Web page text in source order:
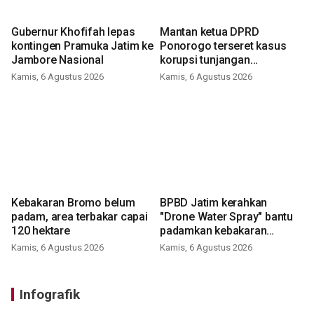
Gubernur Khofifah lepas
kontingen Pramuka Jatim ke
Jambore Nasional
Kamis, 6 Agustus 2026
Mantan ketua DPRD
Ponorogo terseret kasus
korupsi tunjangan
perumahan
Kamis, 6 Agustus 2026
Kebakaran Bromo belum
padam, area terbakar capai
120 hektare
Kamis, 6 Agustus 2026
BPBD Jatim kerahkan
"Drone Water Spray" bantu
padamkan kebakaran
Bromo
Kamis, 6 Agustus 2026
Infografik